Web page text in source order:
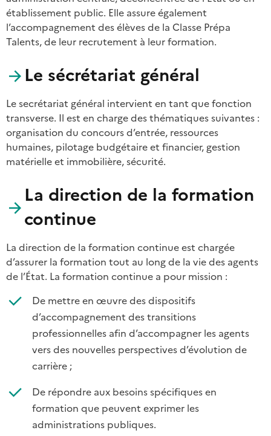
établissement public. Elle assure également
l’accompagnement des élèves de la Classe Prépa
Talents, de leur recrutement à leur formation.
Le sécrétariat général
Le secrétariat général intervient en tant que fonction
transverse. Il est en charge des thématiques suivantes :
organisation du concours d’entrée, ressources
humaines, pilotage budgétaire et financier, gestion
matérielle et immobilière, sécurité.
La direction de la formation
continue
La direction de la formation continue est chargée
d’assurer la formation tout au long de la vie des agents
de l’État. La formation continue a pour mission :
De mettre en œuvre des dispositifs
d’accompagnement des transitions
professionnelles afin d’accompagner les agents
vers des nouvelles perspectives d’évolution de
carrière ;
De répondre aux besoins spécifiques en
formation que peuvent exprimer les
administrations publiques.